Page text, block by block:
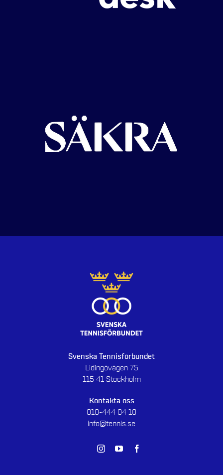
Svenska Tennisförbundet
Lidingövägen 75
115 41 Stockholm
Kontakta oss
010-444 04 10
info@tennis.se